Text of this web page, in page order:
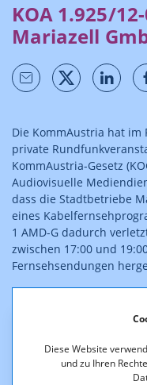
Diese Website
und zu Ihren
KOA 1.925/
Mariazell
Die KommAustria hat
private
KommAustria-Gesetz
Audiovisuelle
dass die Stadtbetriebe
eines
1 AMD-G dadurch
zwischen 17:00 und
Fernsehsendungen
Downloads
KOA_1.925-12-